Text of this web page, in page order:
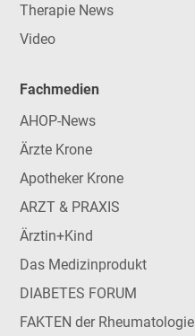
Therapie News
Video
Fachmedien
AHOP-News
Ärzte Krone
Apotheker Krone
ARZT & PRAXIS
Ärztin+Kind
Das Medizinprodukt
DIABETES FORUM
FAKTEN der Rheumatologie